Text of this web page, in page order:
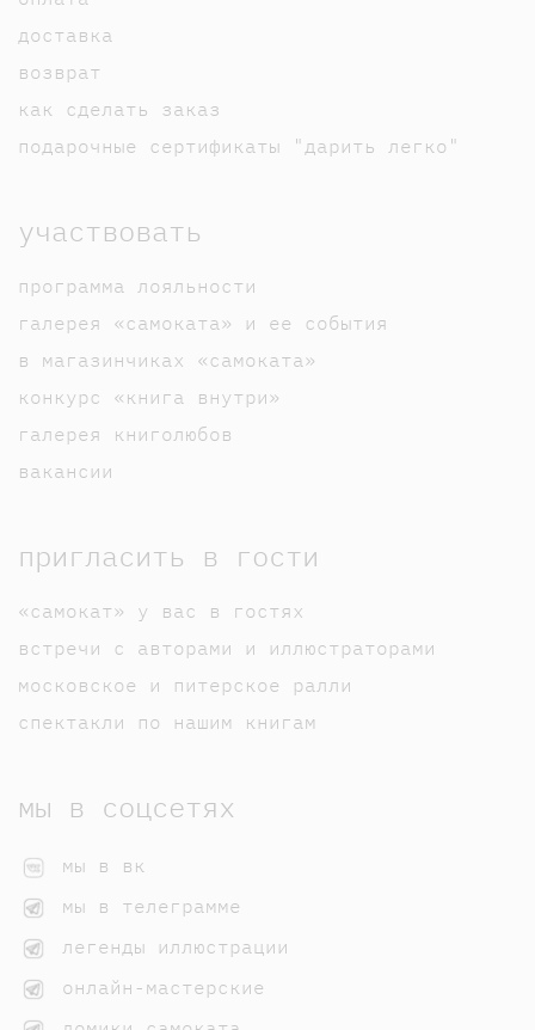
доставка
возврат
как сделать заказ
подарочные сертификаты "дарить легко"
участвовать
программа лояльности
галерея «самоката» и ее события
в магазинчиках «самоката»
конкурс «книга внутри»
галерея книголюбов
вакансии
пригласить в гости
«самокат» у вас в гостях
встречи с авторами и иллюстраторами
московское и питерское ралли
спектакли по нашим книгам
мы в соцсетях
мы в вк
мы в телеграмме
легенды иллюстрации
онлайн-мастерские